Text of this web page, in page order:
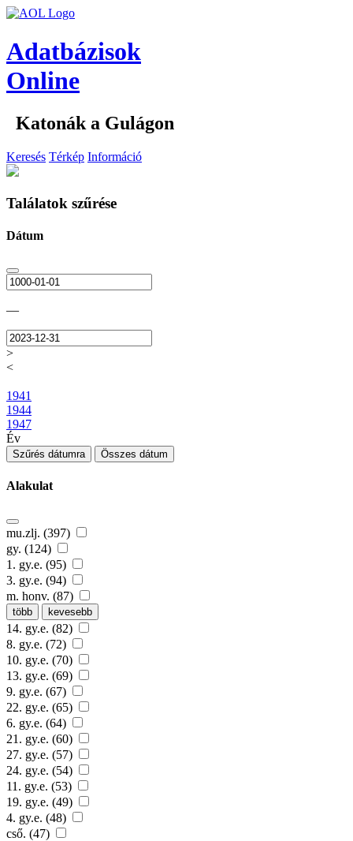
Adatbázisok
Online
Katonák a Gulágon
Keresés Térkép Információ
Találatok szűrése
Dátum
—
>
<
1941
1944
1947
Év
Szűrés dátumra Összes dátum
Alakulat
mu.zlj. (397)
gy. (124)
1. gy.e. (95)
3. gy.e. (94)
m. honv. (87)
több kevesebb
14. gy.e. (82)
8. gy.e. (72)
10. gy.e. (70)
13. gy.e. (69)
9. gy.e. (67)
22. gy.e. (65)
6. gy.e. (64)
21. gy.e. (60)
27. gy.e. (57)
24. gy.e. (54)
11. gy.e. (53)
19. gy.e. (49)
4. gy.e. (48)
cső. (47)